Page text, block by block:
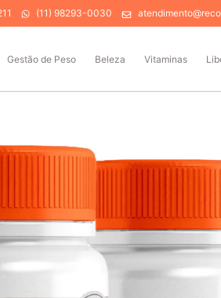
(11) 98293-0030
Gestão de Peso Beleza Vitaminas